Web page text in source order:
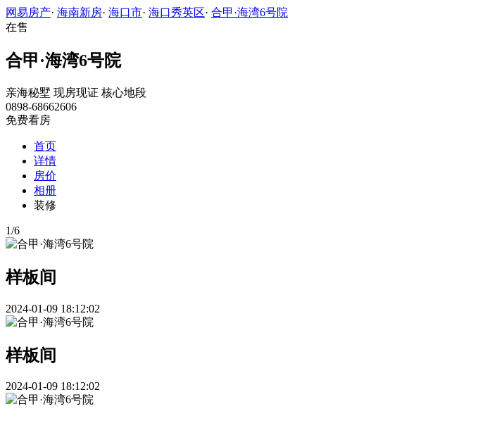
网易房产· 海南新房· 海口市· 海口秀英区· 合甲·海湾6号院
在售
合甲·海湾6号院
亲海秘墅 现房现证 核心地段
0898-68662606
免费看房
首页
详情
房价
相册
装修
1/6
样板间
2024-01-09 18:12:02
样板间
2024-01-09 18:12:02